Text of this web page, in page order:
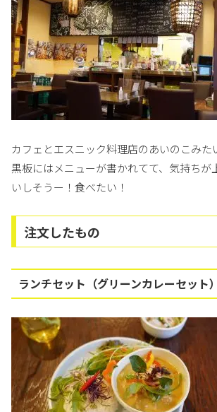
カフェとエスニック料理店のあいのこみた
黒板にはメニューが書かれてて、気持ちが
いしそうー！食べたい！
注文したもの
ランチセット（グリーンカレーセット